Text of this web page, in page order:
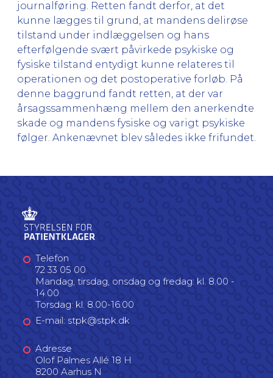
journalføring. Retten fandt derfor, at det
kunne lægges til grund, at mandens delirøse
tilstand under indlæggelsen og hans
efterfølgende svært påvirkede psykiske og
fysiske tilstand entydigt kunne relateres til
operationen og det postoperative forløb. På
denne baggrund fandt retten, at der var
årsagssammenhæng mellem den anerkendte
skade og mandens fysiske og varigt psykiske
følger. Ankenævnet blev således ikke frifundet.
Telefon
72 33 05 00
Mandag, tirsdag, onsdag og fredag: kl. 8.00 -
14.00
Torsdag: kl. 8.00-16.00
E-mail: stpk@stpk.dk
Adresse
Olof Palmes Allé 18 H
8200 Aarhus N